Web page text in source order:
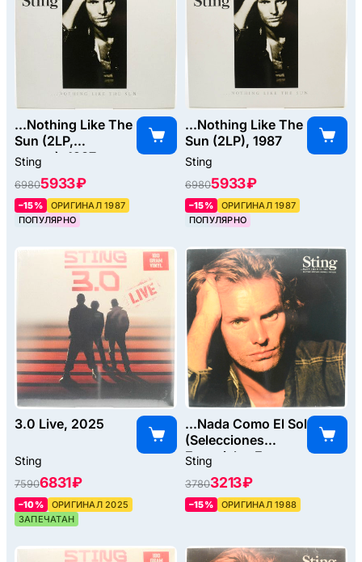
...Nothing Like The
Sun (2LP,
poster), 1987
Sting
69805933 ₽
–15%
ОРИГИНАЛ 1987
ПОПУЛЯРНО
...Nothing Like The
Sun (2LP), 1987
Sting
69805933 ₽
–15%
ОРИГИНАЛ 1987
ПОПУЛЯРНО
3.0 Live, 2025
Sting
75906831 ₽
–10%
ОРИГИНАЛ 2025
ЗАПЕЧАТАН
...Nada Como El Sol
(Selecciones
Especiales En
Espanol Y
Portugues), 1988
Sting
37803213 ₽
–15% ОРИГИНАЛ 1988